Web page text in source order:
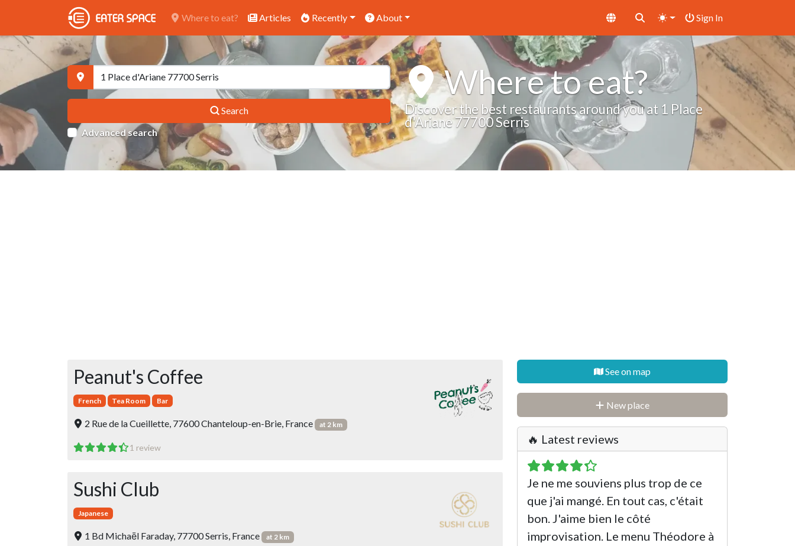
Where to eat? Articles Recently About Sign In
Where to eat?
Discover the best restaurants around you at 1 Place
d'Ariane 77700 Serris
Search
Advanced search
See on map
New place
🔥 Latest reviews
Je ne me souviens plus trop de ce
que j'ai mangé. En tout cas, c'était
bon. J'aime bien le côté
improvisation. Le menu Théodore à
Peanut's Coffee
French Tea Room Bar
2 Rue de la Cueillette, 77600 Chanteloup-en-Brie, France at 2 km
1 review
Sushi Club
Japanese
1 Bd Michaēl Faraday, 77700 Serris, France at 2 km